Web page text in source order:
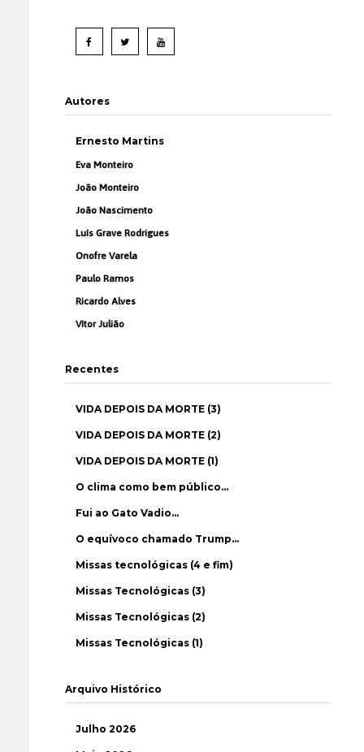
Autores
Ernesto Martins
Eva Monteiro
João Monteiro
João Nascimento
Luís Grave Rodrigues
Onofre Varela
Paulo Ramos
Ricardo Alves
Vítor Julião
Recentes
VIDA DEPOIS DA MORTE (3)
VIDA DEPOIS DA MORTE (2)
VIDA DEPOIS DA MORTE (1)
O clima como bem público…
Fui ao Gato Vadio…
O equívoco chamado Trump…
Missas tecnológicas (4 e fim)
Missas Tecnológicas (3)
Missas Tecnológicas (2)
Missas Tecnológicas (1)
Arquivo Histórico
Julho 2026